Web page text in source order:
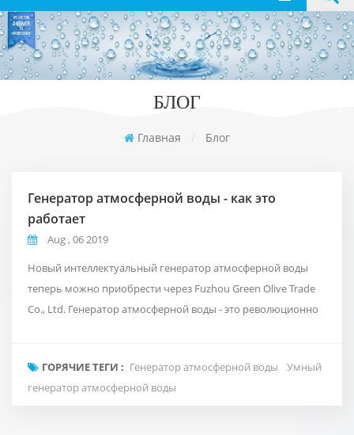
БЛОГ
Главная / Блог
Генератор атмосферной воды - как это
работает
Aug , 06 2019
Новый интеллектуальный генератор атмосферной воды
теперь можно приобрести через Fuzhou Green Olive Trade
Co., Ltd. Генератор атмосферной воды - это революционно
Вместо того, чтобы использовать обычную сантехнику или
перевозить дорогую бутилированную воду. Он поглощает
ГОРЯЧИЕ ТЕГИ : Генератор атмосферной воды
Умный
генератор атмосферной воды